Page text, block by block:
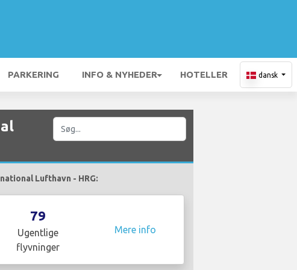
PARKERING INFO & NYHEDER HOTELLER dansk
Lufthavn - HRG:
79
Ugentlige
flyvninger
Mere info